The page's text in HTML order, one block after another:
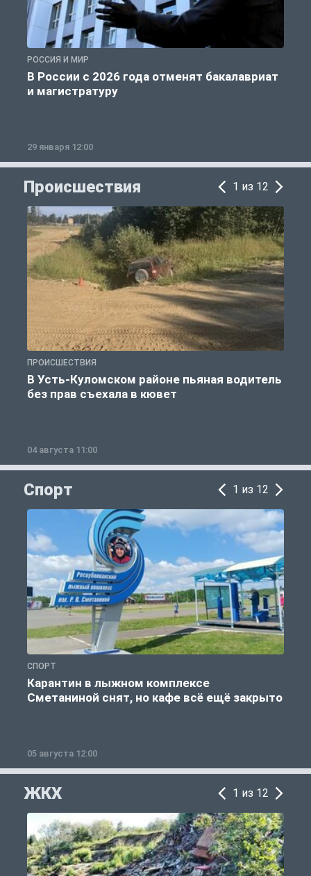
РОССИЯ И МИР
В России с 2026 года отменят бакалавриат
и магистратуру
29 января 12:00
Происшествия 1 из 12
ПРОИСШЕСТВИЯ
В Усть-Куломском районе пьяная водитель
без прав съехала в кювет
04 августа 11:00
Спорт 1 из 12
СПОРТ
Карантин в лыжном комплексе
Сметаниной снят, но кафе всё ещё закрыто
05 августа 12:00
ЖКХ 1 из 12